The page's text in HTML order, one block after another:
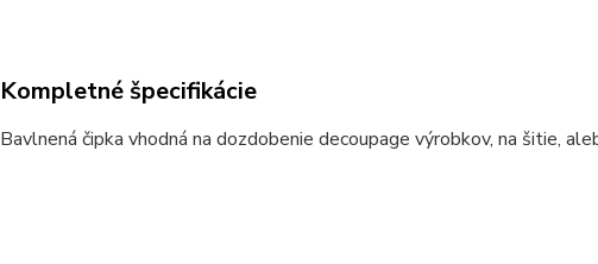
Kompletné špecifikácie
Bavlnená čipka vhodná na dozdobenie decoupage výrobkov, na šitie,